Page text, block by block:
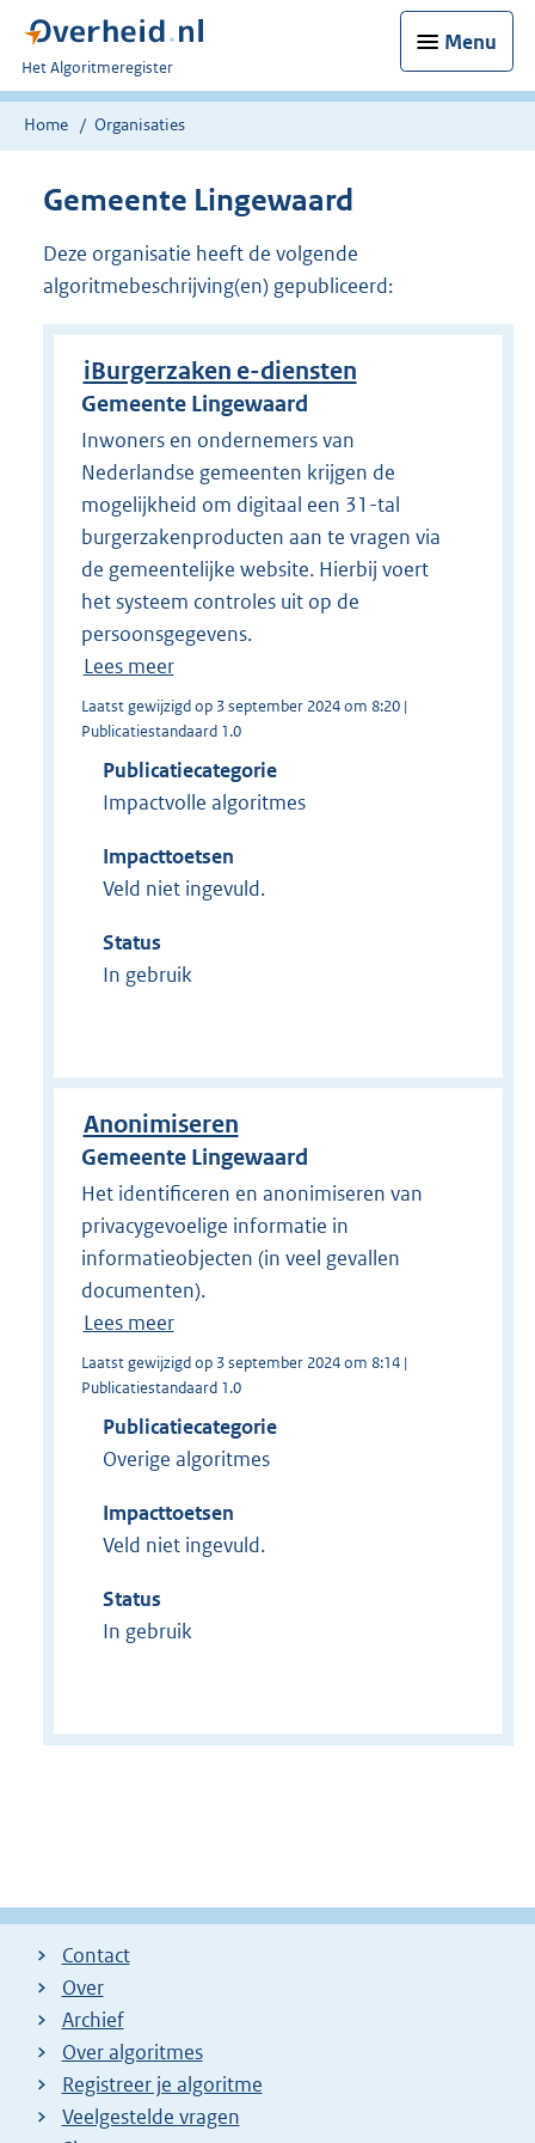
Menu
U
bent
nu
Het Algoritmeregister
Home Organisaties
Gemeente Lingewaard
Deze organisatie heeft de volgende
algoritmebeschrijving(en) gepubliceerd:
iBurgerzaken e-diensten
Gemeente Lingewaard
Inwoners en ondernemers van
Nederlandse gemeenten krijgen de
mogelijkheid om digitaal een 31-tal
burgerzakenproducten aan te vragen via
de gemeentelijke website. Hierbij voert
het systeem controles uit op de
persoonsgegevens.
Lees meer
Laatst gewijzigd op 3 september 2024 om 8:20 |
Publicatiestandaard 1.0
Publicatiecategorie
Impactvolle algoritmes
Impacttoetsen
Veld niet ingevuld.
Status
In gebruik
Anonimiseren
Gemeente Lingewaard
Het identificeren en anonimiseren van
privacygevoelige informatie in
informatieobjecten (in veel gevallen
documenten).
Lees meer
Laatst gewijzigd op 3 september 2024 om 8:14 |
Publicatiestandaard 1.0
Publicatiecategorie
Overige algoritmes
Impacttoetsen
Veld niet ingevuld.
Status
In gebruik
Contact
Over
Archief
Over algoritmes
Registreer je algoritme
Veelgestelde vragen